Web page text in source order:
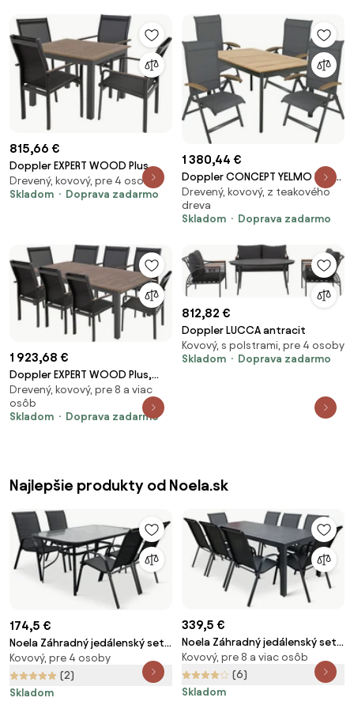
815,66 €
Doppler EXPERT WOOD Plus,
štvorcový stôl, 4+1
Drevený, kovový, pre 4 osoby
Skladom
Doprava zadarmo
1 380,44 €
Doppler CONCEPT YELMO FSC®
4+1 - záhradná sedacia súprava
(hliník/teakové drevo)
Drevený, kovový, z teakového
dreva
Skladom
Doprava zadarmo
1 923,68 €
Doppler EXPERT WOOD Plus,
stohovateľné kreslá 8+1
Drevený, kovový, pre 8 a viac
osôb
Skladom
Doprava zadarmo
812,82 €
Doppler LUCCA antracit
Kovový, s polstrami, pre 4 osoby
Skladom
Doprava zadarmo
Najlepšie produkty od Noela.sk
174,5 €
Noela Záhradný jedálenský set
Klaudia transparentný + 4x
kovová stolička Ramada
Kovový, pre 4 osoby
(2)
Skladom
339,5 €
Noela Záhradný jedálenský set
Viking XL 190cm + 8x kovová
stolička Ramada
Kovový, pre 8 a viac osôb
(6)
Skladom